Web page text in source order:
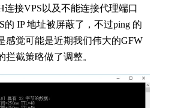
连接VPS以及不能连接代理端口
的 IP 地址被屏蔽了，不过ping 的
感觉可能是近期我们伟大的GFW
拦截策略做了调整。